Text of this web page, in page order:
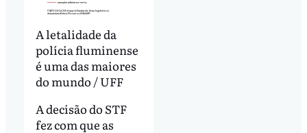
A letalidade da
polícia fluminense
é uma das maiores
do mundo / UFF
A decisão do STF
fez com que as